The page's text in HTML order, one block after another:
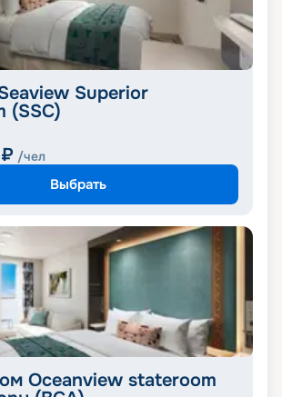
Superior
(SSC)
₽ /чел
Выбрать
Oceanview stateroom